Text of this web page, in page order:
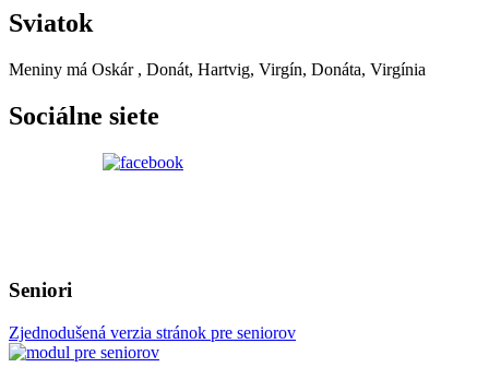
Sviatok
Meniny má Oskár , Donát, Hartvig, Virgín, Donáta, Virgínia
Sociálne siete
Seniori
Zjednodušená verzia stránok pre seniorov